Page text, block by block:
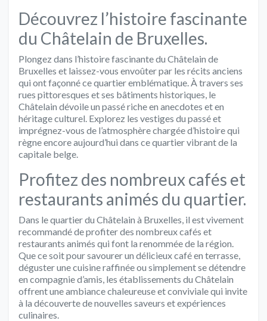
Découvrez l’histoire fascinante
du Châtelain de Bruxelles.
Plongez dans l’histoire fascinante du Châtelain de
Bruxelles et laissez-vous envoûter par les récits anciens
qui ont façonné ce quartier emblématique. À travers ses
rues pittoresques et ses bâtiments historiques, le
Châtelain dévoile un passé riche en anecdotes et en
héritage culturel. Explorez les vestiges du passé et
imprégnez-vous de l’atmosphère chargée d’histoire qui
règne encore aujourd’hui dans ce quartier vibrant de la
capitale belge.
Profitez des nombreux cafés et
restaurants animés du quartier.
Dans le quartier du Châtelain à Bruxelles, il est vivement
recommandé de profiter des nombreux cafés et
restaurants animés qui font la renommée de la région.
Que ce soit pour savourer un délicieux café en terrasse,
déguster une cuisine raffinée ou simplement se détendre
en compagnie d’amis, les établissements du Châtelain
offrent une ambiance chaleureuse et conviviale qui invite
à la découverte de nouvelles saveurs et expériences
culinaires.